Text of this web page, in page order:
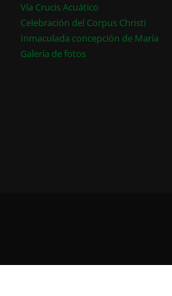
Vía Crucis Acuático
Celebración del Corpus Christi
Inmaculada concepción de María
Galería de fotos